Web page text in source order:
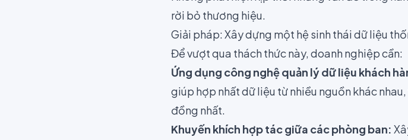
rời bỏ thương hiệu.
Giải pháp: Xây dựng một hệ sinh thái dữ liệu
Để vượt qua thách thức này, doanh nghiệp cần:
Ứng dụng công nghệ quản lý dữ liệu khách
giúp hợp nhất dữ liệu từ nhiều nguồn khác
đồng nhất.
Khuyến khích hợp tác giữa các phòng ban: